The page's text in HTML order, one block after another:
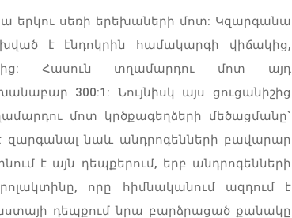
երկու սեռի երեխաների մոտ: Կզարգանա
է էնդոկրին համակարգի վիճակից,
Հասուն տղամարդու մոտ այդ
300:1: Նույնիսկ այս ցուցանիշից
մոտ կրծքագեղձերի մեծացմանը`
զարգանալ նաև անդրոգենների բավարար
է այն դեպքերում, երբ անդրոգենների
որը հիմնականում ազդում է
դեպքում նրա բարձրացած քանակը